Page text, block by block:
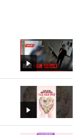
영
상
영
상